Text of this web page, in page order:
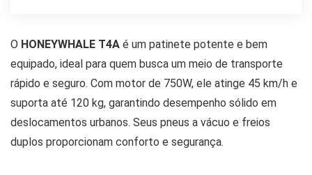
O HONEYWHALE T4A é um patinete potente e bem
equipado, ideal para quem busca um meio de transporte
rápido e seguro. Com motor de 750W, ele atinge 45 km/h e
suporta até 120 kg, garantindo desempenho sólido em
deslocamentos urbanos. Seus pneus a vácuo e freios
duplos proporcionam conforto e segurança.